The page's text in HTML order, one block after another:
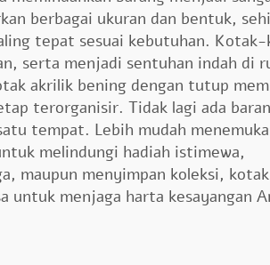
berbagai ukuran dan bentuk,
tepat sesuai kebutuhan.
serta menjadi sentuhan indah di
akrilik bening dengan tutup
terorganisir. Tidak lagi ada
tempat. Lebih mudah
melindungi hadiah istimewa,
maupun menyimpan koleksi,
untuk menjaga harta kesayangan